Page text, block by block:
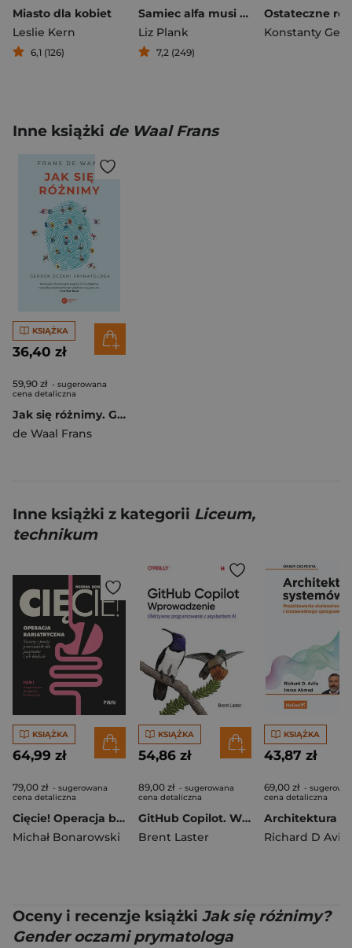
Miasto dla kobiet
Leslie Kern
6,1 (126)
Samiec alfa musi odejść Dlaczego patriarchat szkodzi wszystkim
Liz Plank
7,2 (249)
Konstanty
Inne książki de Waal Frans
KSIĄŻKA
36,40 zł
59,90 zł - sugerowana
cena detaliczna
Jak się różnimy. Gender oczami prymatologa wyd. 2024
de Waal Frans
Inne książki z kategorii Liceum,
technikum
KSIĄŻKA
64,99 zł
79,00 zł - sugerowana
cena detaliczna
Cięcie! Operacja bariatryczna. Przygotowanie do operacji bariatrycznej. Szczery i prosty przewodnik dla pacjentów i ich bliskich Tom 1
Michał Bonarowski
KSIĄŻKA
54,86 zł
89,00 zł - sugerowana
cena detaliczna
GitHub Copilot. Wprowadzenie. Efektywne programowanie z asystentem AI
Brent Laster
KSIĄŻKA
43,87 zł
69,00 zł -
cena detaliczna
Richard D Avila
Oceny i recenzje książki Jak się różnimy?
Gender oczami prymatologa